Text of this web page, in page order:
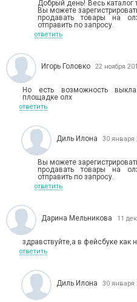
Добрый день! Весь каталог
Вы можете
продавать товары на
отправить по запросу.
ответить
Игорь Головко 22 ноября
Но есть возможность
площадке олх
ответить
Диль Илона 30 января
Вы можете
продавать товары на
отправить по запросу.
ответить
Дарина Мельникова 11
здравствуйте,а в фейсбуке как
ответить
Диль Илона 30 января